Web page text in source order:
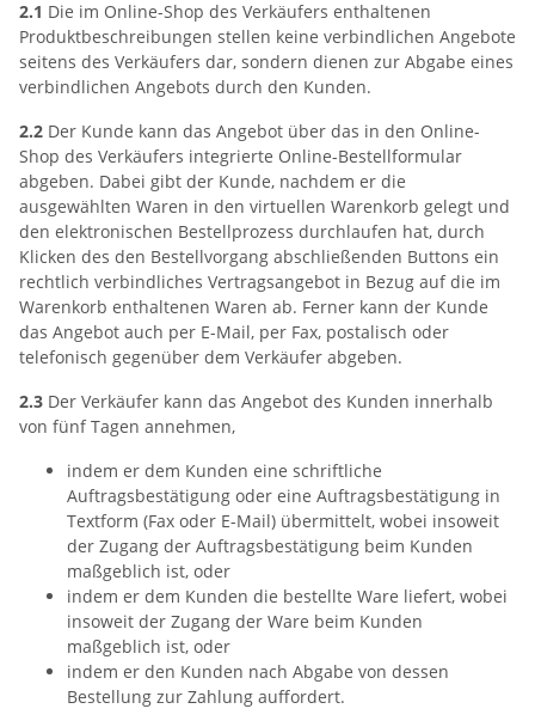
2.1 Die im Online-Shop des Verkäufers enthaltenen
Produktbeschreibungen stellen keine verbindlichen Angebote
seitens des Verkäufers dar, sondern dienen zur Abgabe eines
verbindlichen Angebots durch den Kunden.
2.2 Der Kunde kann das Angebot über das in den Online-
Shop des Verkäufers integrierte Online-Bestellformular
abgeben. Dabei gibt der Kunde, nachdem er die
ausgewählten Waren in den virtuellen Warenkorb gelegt und
den elektronischen Bestellprozess durchlaufen hat, durch
Klicken des den Bestellvorgang abschließenden Buttons ein
rechtlich verbindliches Vertragsangebot in Bezug auf die im
Warenkorb enthaltenen Waren ab. Ferner kann der Kunde
das Angebot auch per E-Mail, per Fax, postalisch oder
telefonisch gegenüber dem Verkäufer abgeben.
2.3 Der Verkäufer kann das Angebot des Kunden innerhalb
von fünf Tagen annehmen,
indem er dem Kunden eine schriftliche
Auftragsbestätigung oder eine Auftragsbestätigung in
Textform (Fax oder E-Mail) übermittelt, wobei insoweit
der Zugang der Auftragsbestätigung beim Kunden
maßgeblich ist, oder
indem er dem Kunden die bestellte Ware liefert, wobei
insoweit der Zugang der Ware beim Kunden
maßgeblich ist, oder
indem er den Kunden nach Abgabe von dessen
Bestellung zur Zahlung auffordert.